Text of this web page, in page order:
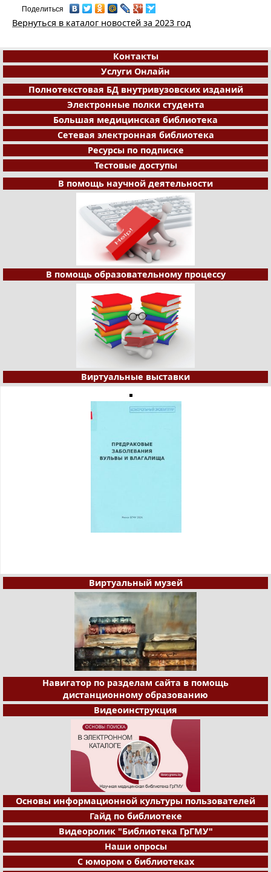
Поделиться
Вернуться в каталог новостей за 2023 год
Контакты
Услуги Онлайн
Полнотекстовая БД внутривузовских изданий
Электронные полки студента
Большая медицинская библиотека
Сетевая электронная библиотека
Ресурсы по подписке
Тестовые доступы
В помощь научной деятельности
В помощь образовательному процессу
Виртуальные выставки
Виртуальный музей
Навигатор по разделам сайта в помощь
дистанционному образованию
Видеоинструкция
Основы информационной культуры пользователей
Гайд по библиотеке
Видеоролик "Библиотека ГрГМУ"
Наши опросы
С юмором о библиотеках